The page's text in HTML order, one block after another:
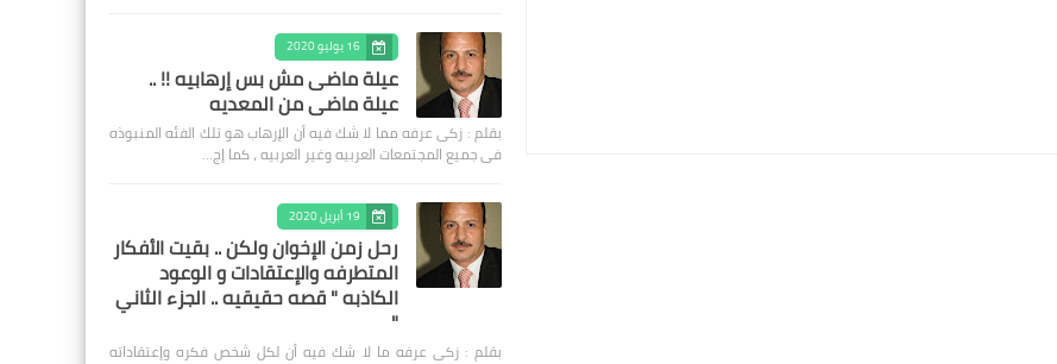
16 يوليو 2020
عيلة ماضى مش بس إرهابيه !! ..
عيلة ماضى من المعديه
بقلم : زكى عرفه مما لا شك فيه أن الإرهاب هو تلك الفئه المنبوذه
فى جميع المجتمعات العربيه وغير العربيه ، كما إج…
19 أبريل 2020
رحل زمن الإخوان ولكن .. بقيت الأفكار
المتطرفه والإعتقادات و الوعود
الكاذبه " قصه حقيقيه .. الجزء الثاني
"
بقلم : زكى عرفه ‎ما لا شك فيه أن لكل شخص فكره وإعتقاداته